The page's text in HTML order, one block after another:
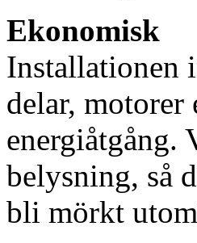
Ekonomisk
Installationen
delar,
energiåtgång.
belysning, så
bli mörkt